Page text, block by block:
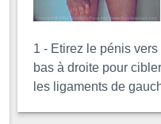
1 - Etirez le pénis vers
bas à droite pour
les ligaments de